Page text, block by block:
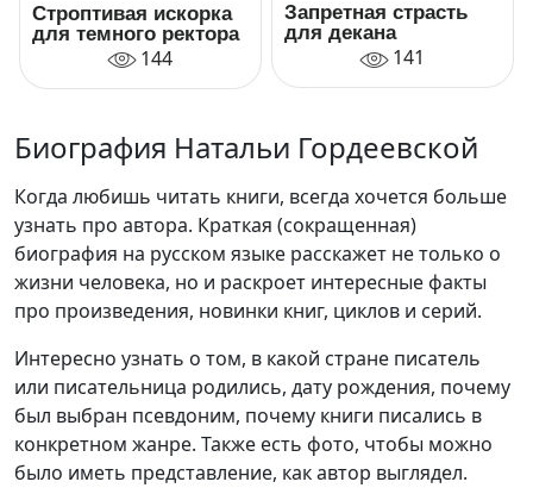
Строптивая искорка
для темного ректора
144
Запретная страсть
для декана
141
Биография Натальи Гордеевской
Когда любишь читать книги, всегда хочется больше
узнать про автора. Краткая (сокращенная)
биография на русском языке расскажет не только о
жизни человека, но и раскроет интересные факты
про произведения, новинки книг, циклов и серий.
Интересно узнать о том, в какой стране писатель
или писательница родились, дату рождения, почему
был выбран псевдоним, почему книги писались в
конкретном жанре. Также есть фото, чтобы можно
было иметь представление, как автор выглядел.